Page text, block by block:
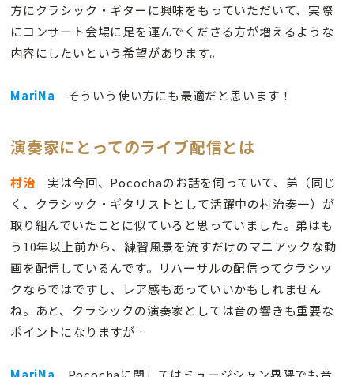
方にクラシック・ギターに興味をもっていただいて、実際
にコンサート会場に足を運んでくださる方が増えるような
内容にしたいという希望があります。
MariNa そういう使い方にも最適だと思います！
演奏家にとってのライブ配信とは
村治 実は今回、Pocochaのお話を伺っていて、弟（同じ
く、クラシック・ギタリストとして活躍中の村治奏一）が
取り組んでいたことに似ていると思っていました。弟はも
う10年以上前から、練習風景を流すだけのマニアックな動
画を配信しているんです。リハーサルの配信ってクラシッ
クならではですし、レア感もあっていいかもしれません
ね。あと、クラシックの演奏家としては音の響きも重要な
ポイントになりますが…